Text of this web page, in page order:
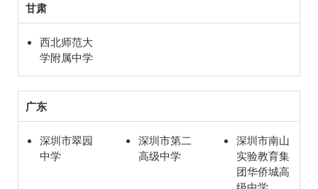
甘肃
西北师范大
学附属中学
广东
深圳市翠园
中学
深圳市第二
高级中学
深圳市南山
实验教育集
团华侨城高